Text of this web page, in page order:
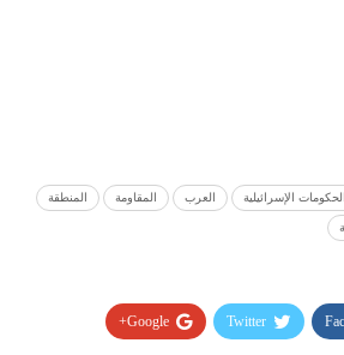
الحكومات الإسرائيلية العرب المقاومة المنطقة
Twitter
Google+